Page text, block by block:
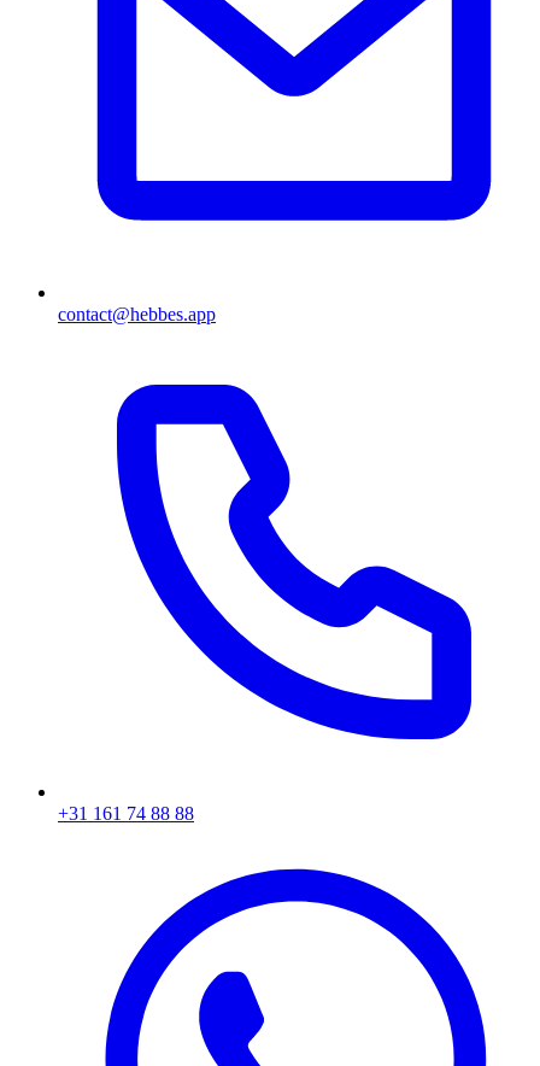
contact@hebbes.app
+31 161 74 88 88‬​​​​‌ ‍ ​‍​‍‌‍ ‌ ​‍‌‍‍‌‌‍‌ ‌‍‍‌‌‍ ‍​‍​‍​ ‍‍​‍​‍‌ ​ ‌‍​‌‌‍ ‍‌‍‍‌‌ ‌​‌ ‍‌​‍ ‍‌‍‍‌‌‍ ​‍​‍​‍ ​​‍​‍‌‍‍​‌ ​‍‌‍‌‌‌‍‌‍​‍​‍​ ‍‍​‍​‍‌‍‍​‌ ‌​‌ ‌​‌ ​​​ ‍‍​‍ ​‍ ‌‍ ​‌‍ ‌‍​ ‌‍​‌‌‍ ​‌‍‍​‌‍ ‌ ​ ‌ ‌​​ ‍‍​ ​ ​ ​ ​ ​ ​ ​ ​‍ ‌‍‍‌‌‍ ‍‌ ‌​‌‍‌‌‌‍ ‍‌ ‌​​‍ ‌‍‌‌‌‍‌​‌‍‍‌‌ ‌​​‍ ‌‍ ‌‌‍ ‌‍‌​‌‍‌‌​ ‌‌ ​​‌ ​‍‌‍‌‌‌ ​ ‌‍‌‌‌‍ ‍‌ ‌​‌‍​‌‌ ‌​‌‍‍‌‌‍ ‌‍ ‍​ ‍ ‌‍‍‌‌‍‌​​ ‌‌‍‌ ‌‍ ​‌‍ ‌‍​‍‌‍​‌‌‍ ​​ ‍ ‌ ‌​‌ ‍‌‌ ​​‌‍‌‌​ ‌‌‍‌ ‌‍ ​‌‍ ‌‍​‍‌‍​‌‌‍ ​​ ‍ ‌ ​​‌‍​‌‌ ‌​‌‍‍​​ ‌‌‍​ ‌‍ ‌‍ ‍‌ ‌​‌‍​‌‌‍​ ‌ ‌​​‍ ‍‌ ​​‌‍‍​‌‍ ‌‍ ‍‌‍‌‌​ ‌‍​‍‌‍​‌‌ ​ ‌‍‌‌‌‌‌‌‌ ​‍‌‍ ​​ ‌‌‍‍​‌ ‌​‌ ‌​‌ ​​​‍‌‌​ ​ ‌​​‌​‍‌‌​ ​‍‌​‌‍​‍‌‌​ ​‍‌​‌‍‌‍ ​‌‍ ‌‍​ ‌‍​‌‌‍ ​‌‍‍​‌‍ ‌ ​ ‌ ‌​​‍‌‌​ ​ ‌​​‌​ ​ ​ ​ ​ ​ ​ ​ ​‍‌‍‌‍‍‌‌‍‌​​ ‌‌‍‌ ‌‍ ​‌‍ ‌‍​‍‌‍​‌‌‍ ​​‍‌‍‌ ‌​‌ ‍‌‌ ​​‌‍‌‌​ ‌‌‍‌ ‌‍ ​‌‍ ‌‍​‍‌‍​‌‌‍ ​​‍‌‍‌ ​​‌‍​‌‌ ‌​‌‍‍​​ ‌‌‍​ ‌‍ ‌‍ ‍‌ ‌​‌‍​‌‌‍​ ‌ ‌​​‍ ‍‌ ​​‌‍‍​‌‍ ‌‍ ‍‌‍‌‌​‍‌‍‌ ​​‌‍‌‌‌ ​‍‌ ​ ‌ ​​‌‍‌‌‌‍​ ‌ ‌​‌‍‍‌‌ ‌‍‌‍‌‌​ ‌‌ ​​‌ ‌‌‌‍​‍‌‍ ​‌‍‍‌‌ ​ ‌‍‍​‌‍‌‌‌‍‌​​‍​‍‌ ‌